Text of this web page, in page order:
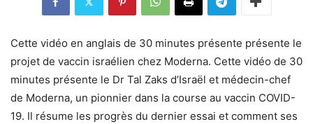
Cette vidéo en anglais de 30 minutes présente présente le
projet de vaccin israélien chez Moderna. Cette vidéo de 30
minutes présente le Dr Tal Zaks d’Israël et médecin-chef
de Moderna, un pionnier dans la course au vaccin COVID-
19. Il résume les progrès du dernier essai et comment ses